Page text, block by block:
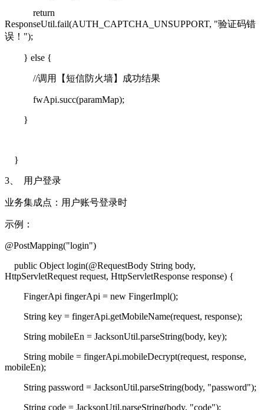
return
ResponseUtil.fail(AUTH_CAPTCHA_UNSUPPORT, "验证码错
误！ ");
} else {
//调用【短信防火墙】成功结果
fwApi.succ(paramMap);
}
}
3、 用户登录
业务集成点：用户账号登录时
示例：
@PostMapping("login")
public Object login(@RequestBody String body,
HttpServletRequest request, HttpServletResponse response) {
FingerApi fingerApi = new FingerImpl();
String key = fingerApi.getMobileName(request, response);
String mobileEn = JacksonUtil.parseString(body, key);
String mobile = fingerApi.mobileDecrypt(request, response,
mobileEn);
String password = JacksonUtil.parseString(body, "password");
String code = JacksonUtil.parseString(body, "code");